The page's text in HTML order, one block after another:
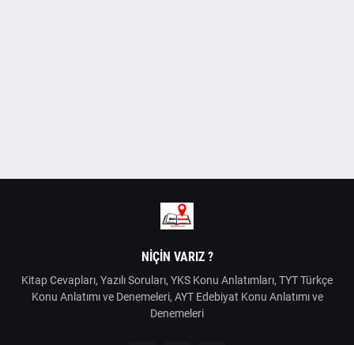
NIÇIN VARIZ ?
Kitap Cevapları, Yazılı Soruları, YKS Konu Anlatımları, TYT Türkçe
Konu Anlatımı ve Denemeleri, AYT Edebiyat Konu Anlatımı ve
Denemeleri